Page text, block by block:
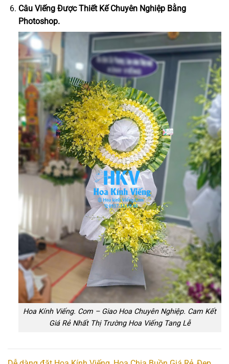
Câu Viếng Được Thiết Kế Chuyên Nghiệp Bằng
Photoshop.
Hoa Kính Viếng. Com – Giao Hoa Chuyên Nghiệp. Cam Kết
Giá Rẻ Nhất Thị Trường Hoa Viếng Tang Lễ